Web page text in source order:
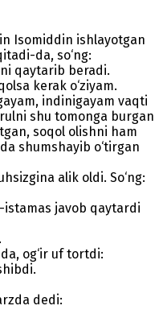
Isomiddin ishlayotgan
da, so‘ng:
qaytarib beradi.
kerak o‘ziyam.
indinigayam vaqti
shu tomonga burgan
soqol olishni ham
shumshayib o‘tirgan
alik oldi. So‘ng:
javob qaytardi
og‘ir uf tortdi:
dedi: